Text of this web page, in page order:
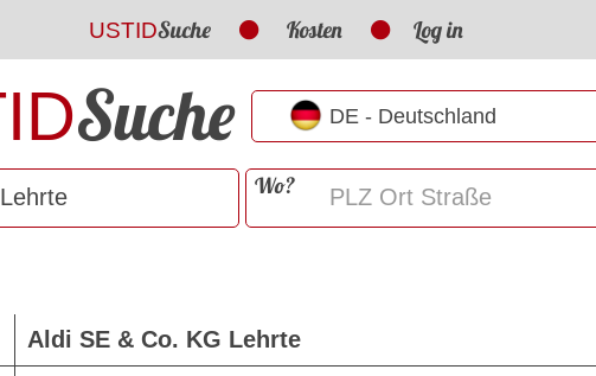
USTIDSuche Kosten Log in
Suche
Wo?
Aldi SE & Co. KG Lehrte